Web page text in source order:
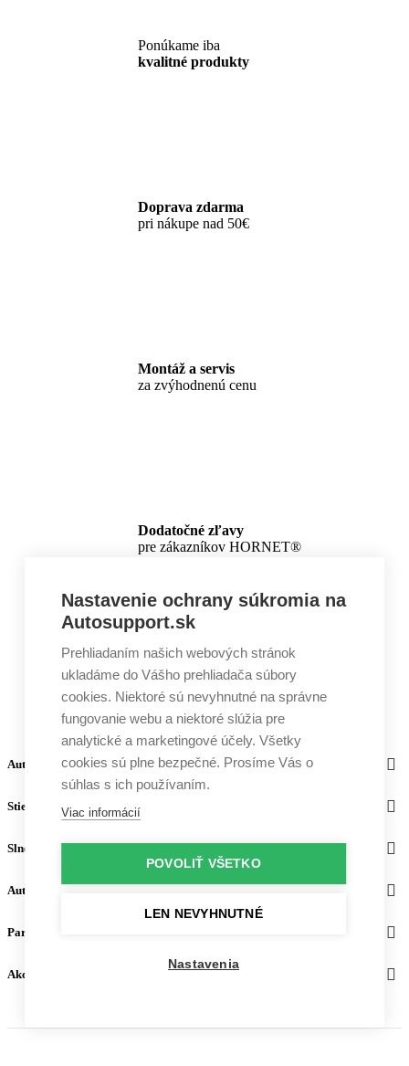
Ponúkame iba
kvalitné produkty
Doprava zdarma
pri nákupe nad 50€
Montáž a servis
za zvýhodnenú cenu
Dodatočné zľavy
pre zákazníkov HORNET®
Autosupport
Stierače
Slnečné clony
Autodoplnky
Partneri
Akceptujeme platby
Nastavenie ochrany súkromia na
Autosupport.sk
Prehliadaním našich webových stránok
ukladáme do Vášho prehliadača súbory
cookies. Niektoré sú nevyhnutné na správne
fungovanie webu a niektoré slúžia pre
analytické a marketingové účely. Všetky
cookies sú plne bezpečné. Prosíme Vás o
súhlas s ich používaním.
Viac informácií
POVOLIŤ VŠETKO
LEN NEVYHNUTNÉ
Nastavenia